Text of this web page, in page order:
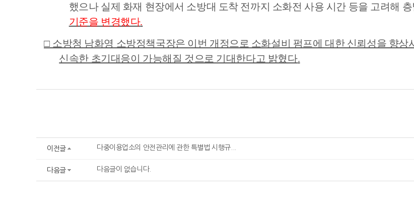
했으나 실제 화재 현장에서 소방대 도착 전까지 소화전 사용 시간 등을 고려해 층
기준을 변경했다.
□ 소방청 남화영 소방정책국장은 이번 개정으로 소화설비 펌프에 대한 신뢰성을 향상
신속한 초기대응이 가능해질 것으로 기대한다고 밝혔다.
이전글 다중이용업소의 안전관리에 관한 특별법 시행규...
다음글 다음글이 없습니다.